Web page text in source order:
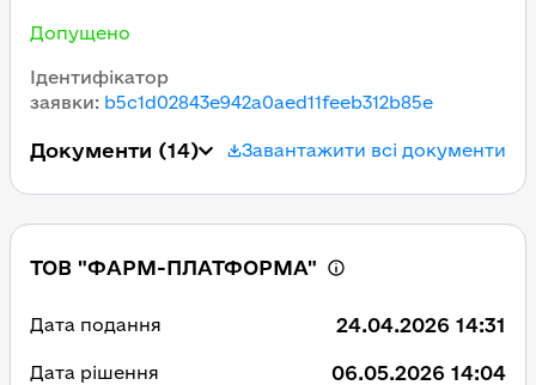
Допущено
Ідентифікатор
заявки: b5c1d02843e942a0aed11feeb312b85e
Документи (14) Завантажити всі документи
ТОВ "ФАРМ-ПЛАТФОРМА"
Дата подання 24.04.2026 14:31
Дата рішення 06.05.2026 14:04